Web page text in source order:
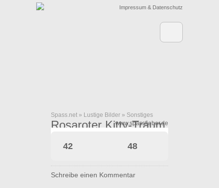
Impressum & Datenschutz
Spass.net » Lustige Bilder » Sonstiges
Rosaroter Kitty-Traum
www.spassfieber.de
42 48
Schreibe einen Kommentar